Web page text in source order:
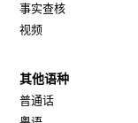
事实查核
视频
其他语种
普通话